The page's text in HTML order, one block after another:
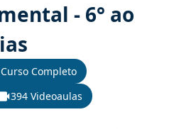
- 6° ao
Curso Completo
394 Videoaulas